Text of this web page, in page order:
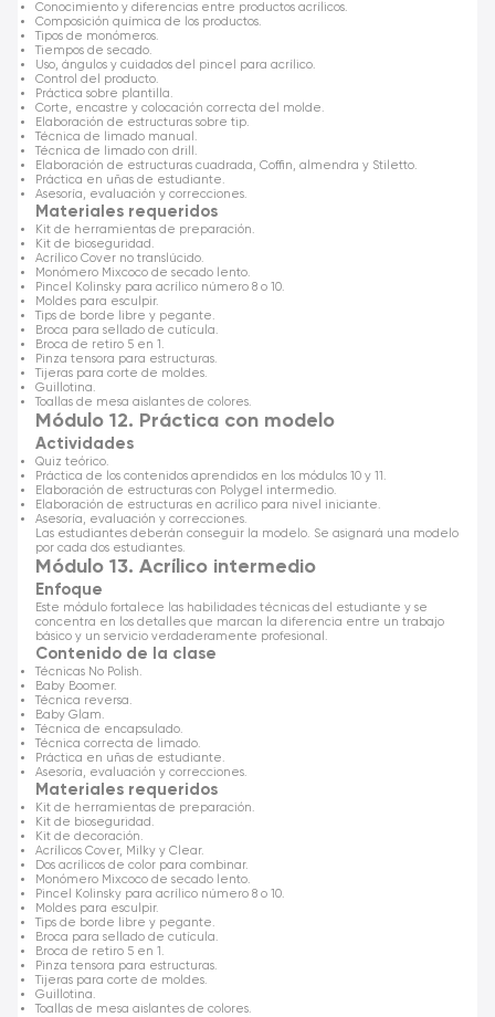
Conocimiento y diferencias entre productos acrílicos.
Composición química de los productos.
Tipos de monómeros.
Tiempos de secado.
Uso, ángulos y cuidados del pincel para acrílico.
Control del producto.
Práctica sobre plantilla.
Corte, encastre y colocación correcta del molde.
Elaboración de estructuras sobre tip.
Técnica de limado manual.
Técnica de limado con drill.
Elaboración de estructuras cuadrada, Coffin, almendra y Stiletto.
Práctica en uñas de estudiante.
Asesoría, evaluación y correcciones.
Materiales requeridos
Kit de herramientas de preparación.
Kit de bioseguridad.
Acrílico Cover no translúcido.
Monómero Mixcoco de secado lento.
Pincel Kolinsky para acrílico número 8 o 10.
Moldes para esculpir.
Tips de borde libre y pegante.
Broca para sellado de cutícula.
Broca de retiro 5 en 1.
Pinza tensora para estructuras.
Tijeras para corte de moldes.
Guillotina.
Toallas de mesa aislantes de colores.
Módulo 12. Práctica con modelo
Actividades
Quiz teórico.
Práctica de los contenidos aprendidos en los módulos 10 y 11.
Elaboración de estructuras con Polygel intermedio.
Elaboración de estructuras en acrílico para nivel iniciante.
Asesoría, evaluación y correcciones.
Las estudiantes deberán conseguir la modelo. Se asignará una modelo
por cada dos estudiantes.
Módulo 13. Acrílico intermedio
Enfoque
Este módulo fortalece las habilidades técnicas del estudiante y se
concentra en los detalles que marcan la diferencia entre un trabajo
básico y un servicio verdaderamente profesional.
Contenido de la clase
Técnicas No Polish.
Baby Boomer.
Técnica reversa.
Baby Glam.
Técnica de encapsulado.
Técnica correcta de limado.
Práctica en uñas de estudiante.
Asesoría, evaluación y correcciones.
Materiales requeridos
Kit de herramientas de preparación.
Kit de bioseguridad.
Kit de decoración.
Acrílicos Cover, Milky y Clear.
Dos acrílicos de color para combinar.
Monómero Mixcoco de secado lento.
Pincel Kolinsky para acrílico número 8 o 10.
Moldes para esculpir.
Tips de borde libre y pegante.
Broca para sellado de cutícula.
Broca de retiro 5 en 1.
Pinza tensora para estructuras.
Tijeras para corte de moldes.
Guillotina.
Toallas de mesa aislantes de colores.